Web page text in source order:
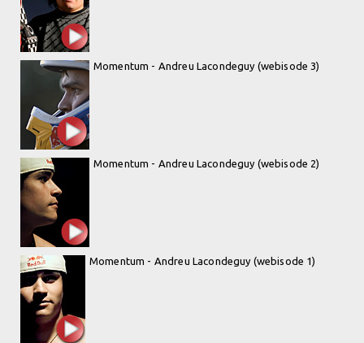
Momentum - Andreu Lacondeguy (webisode 3)
Momentum - Andreu Lacondeguy (webisode 2)
Momentum - Andreu Lacondeguy (webisode 1)